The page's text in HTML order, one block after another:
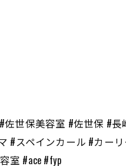
佐世保美容室 #佐世保
スペインカール #カー
室 #ace #fyp